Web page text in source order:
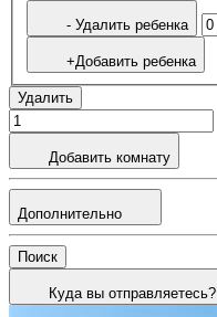
- Удалить ребенка
+Добавить ребенка
Удалить
Добавить комнату
Дополнительно
Поиск
Куда вы отправляетесь?